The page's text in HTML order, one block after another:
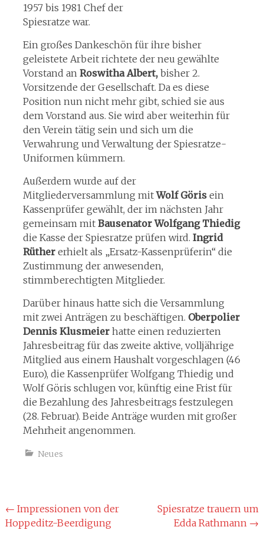
1957 bis 1981 Chef der
Spiesratze war.
Ein großes Dankeschön für ihre bisher
geleistete Arbeit richtete der neu gewählte
Vorstand anRoswitha Albert,bisher 2.
Vorsitzende der Gesellschaft. Da es diese
Position nun nicht mehr gibt, schied sie aus
dem Vorstand aus. Sie wird aber weiterhin für
den Verein tätig sein und sich um die
Verwahrung und Verwaltung der Spiesratze-
Uniformen kümmern.
Außerdem wurde auf der
Mitgliederversammlung mitWolf Görisein
Kassenprüfer gewählt, der im nächsten Jahr
gemeinsam mit Bausenator Wolfgang Thiedig
die Kasse der Spiesratze prüfen wird. Ingrid
Rüthererhielt als „Ersatz-Kassenprüferin“ die
Zustimmung der anwesenden,
stimmberechtigten Mitglieder.
Darüber hinaus hatte sich die Versammlung
mit zwei Anträgen zu beschäftigen. Oberpolier
Dennis Klusmeierhatte einen reduzierten
Jahresbeitrag für das zweite aktive, volljährige
Mitglied aus einem Haushalt vorgeschlagen (46
Euro), die Kassenprüfer Wolfgang Thiedig und
Wolf Göris schlugen vor, künftig eine Frist für
die Bezahlung des Jahresbeitrags festzulegen
(28. Februar). Beide Anträge wurden mit großer
Mehrheit angenommen.
Neues
Beitragsnavigation
← Impressionen von der
Hoppeditz-Beerdigung
Spiesratze trauern um
Edda Rathmann →